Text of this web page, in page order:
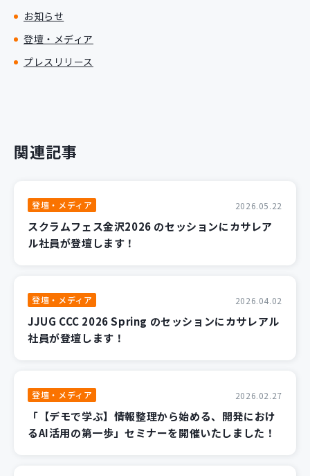
お知らせ
登壇・メディア
プレスリリース
関連記事
登壇・メディア 2026.05.22
スクラムフェス金沢2026 のセッションにカサレア
ル社員が登壇します！
登壇・メディア 2026.04.02
JJUG CCC 2026 Spring のセッションにカサレアル
社員が登壇します！
登壇・メディア 2026.02.27
「【デモで学ぶ】情報整理から始める、開発におけ
るAI活用の第一歩」セミナーを開催いたしました！